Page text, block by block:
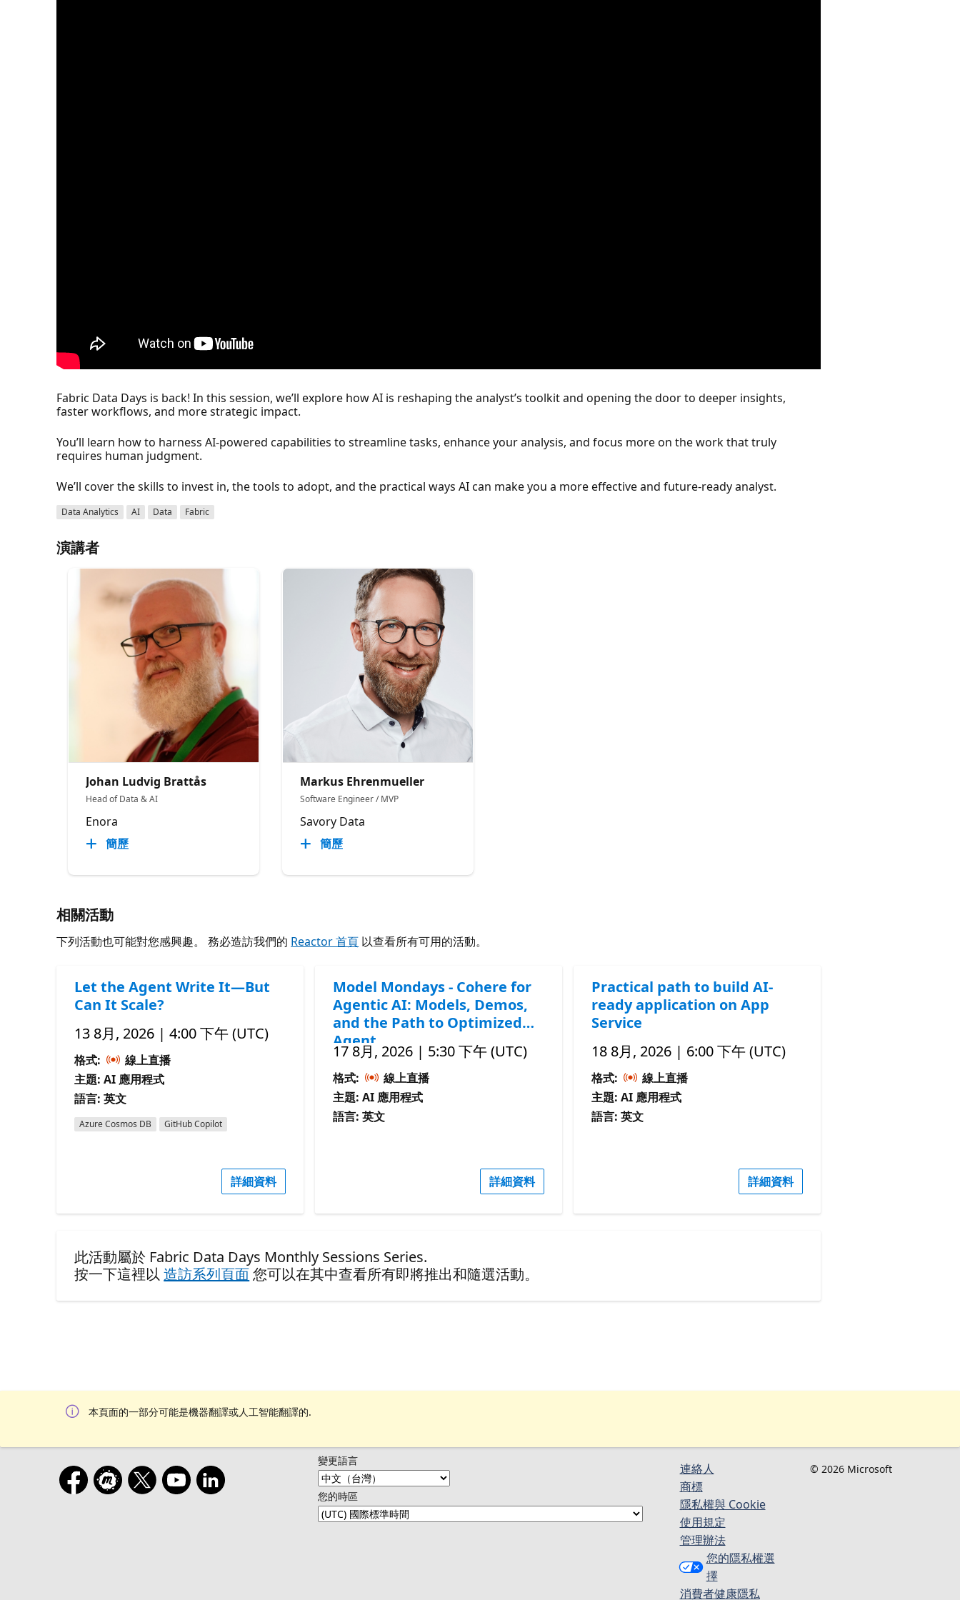
Fabric Data Days is back! In this session, we’ll explore how AI is reshaping the analyst’s toolkit and opening the door to deeper insights,
faster workflows, and more strategic impact.
You’ll learn how to harness AI-powered capabilities to streamline tasks, enhance your analysis, and focus more on the work that truly
requires human judgment.
We’ll cover the skills to invest in, the tools to adopt, and the practical ways AI can make you a more effective and future-ready analyst.
Data Analytics AI Data Fabric
演講者
Johan Ludvig Brattås
Head of Data & AI
Enora
簡歷
Markus Ehrenmueller
Software Engineer / MVP
Savory Data
簡歷
相關活動
下列活動也可能對您感興趣。 務必造訪我們的 Reactor 首頁 以查看所有可用的活動。
Let the Agent Write It—But
Can It Scale?
13 8月, 2026 | 4:00 下午 (UTC)
格式:
線上直播
主題: AI 應用程式
語言: 英文
Azure Cosmos DB GitHub Copilot
詳細資料
Model Mondays - Cohere for
Agentic AI: Models, Demos,
and the Path to Optimized
Agent
17 8月, 2026 | 5:30 下午 (UTC)
格式:
線上直播
主題: AI 應用程式
語言: 英文
詳細資料
Practical path to build AI-
ready application on App
Service
18 8月, 2026 | 6:00 下午 (UTC)
格式:
線上直播
主題: AI 應用程式
語言: 英文
詳細資料
此活動屬於 Fabric Data Days Monthly Sessions Series.
按一下這裡以造訪系列頁面 您可以在其中查看所有即將推出和隨選活動。
本頁面的一部分可能是機器翻譯或人工智能翻譯的.
變更語言
您的時區
連絡人​​
商標
隱私權與 Cookie
使用規定
管理辦法
您的隱私權選
擇
消費者健康隱私
© 2026 Microsoft